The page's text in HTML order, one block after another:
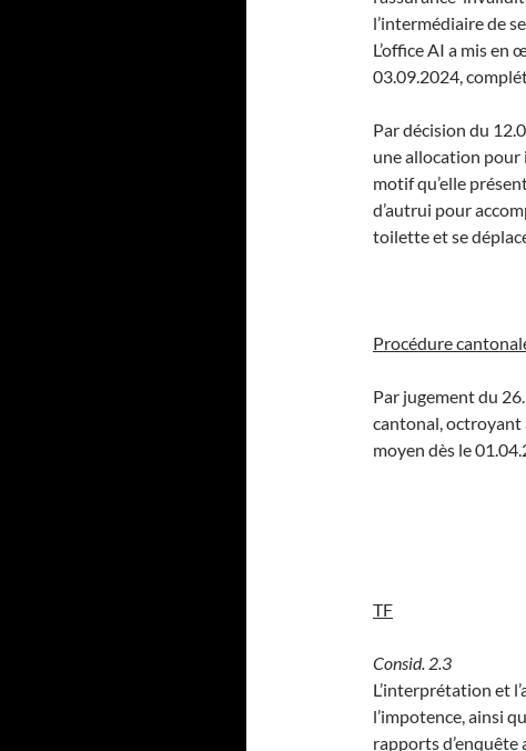
l’intermédiaire de
L’office AI a mis
03.09.2024,
Par décision du
une allocation pour
motif qu’elle
d’autrui pour
toilette et se
Procédure
Par jugement du
cantonal, octroyant
moyen dès le
TF
Consid. 2.3
L’interprétation et
l’impotence, ainsi
rapports d’enquête